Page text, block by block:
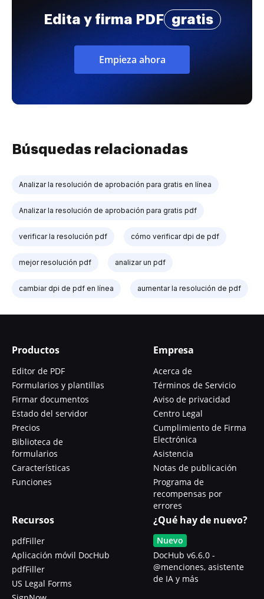
Edita y firma PDF gratis
Empieza ahora
Búsquedas relacionadas
Analizar la resolución de aprobación para gratis en línea
Analizar la resolución de aprobación para gratis pdf
verificar la resolución pdf cómo verificar dpi de pdf
mejor resolución pdf analizar un pdf
cambiar dpi de pdf en línea aumentar la resolución de pdf
Productos
Editor de PDF
Formularios y plantillas
Firmar documentos
Estado del servidor
Precios
Biblioteca de
formularios
Características
Funciones
Empresa
Acerca de
Términos de Servicio
Aviso de privacidad
Centro Legal
Cumplimiento de Firma
Electrónica
Asistencia
Notas de publicación
Programa de
recompensas por
errores
Recursos
pdfFiller
Aplicación móvil DocHub
pdfFiller
US Legal Forms
¿Qué hay de nuevo?
Nuevo
DocHub v6.6.0 -
@menciones, asistente
de IA y más